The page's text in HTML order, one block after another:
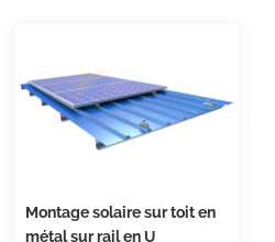
Montage solaire sur toit en
métal sur rail en U